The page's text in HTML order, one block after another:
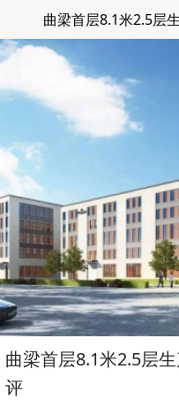
曲梁首层8.1米2.5层
曲梁首层8.1米2.5层
评